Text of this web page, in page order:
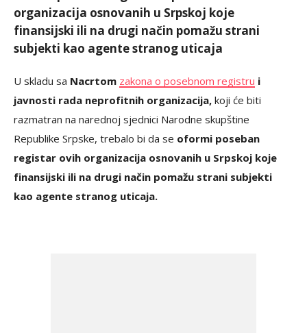
organizacija osnovanih u Srpskoj koje
finansijski ili na drugi način pomažu strani
subjekti kao agente stranog uticaja
U skladu sa Nacrtom zakona o posebnom registru i
javnosti rada neprofitnih organizacija, koji će biti
razmatran na narednoj sjednici Narodne skupštine
Republike Srpske, trebalo bi da se oformi poseban
registar ovih organizacija osnovanih u Srpskoj koje
finansijski ili na drugi način pomažu strani subjekti
kao agente stranog uticaja.